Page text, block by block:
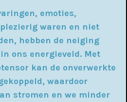
therapie
emoties,
waren en niet
hebben de neiging
ons energieveld. Met
kan de onverwerkte
waardoor
stromen en we minder